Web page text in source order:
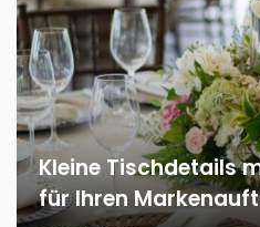
Kleine Tischdetails
für Ihren